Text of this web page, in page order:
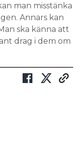
man misstänka
Annars kan
ska känna att
drag i dem om